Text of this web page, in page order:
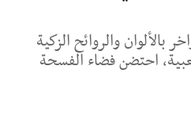
بالألوان والروائح الزكية
احتضن فضاء الفسحة